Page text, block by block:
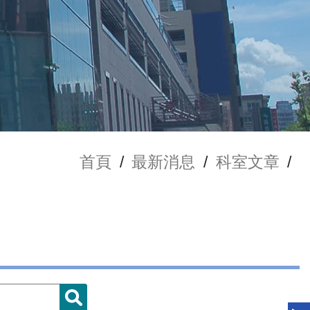
首頁 / 最新消息 / 科室文章 /